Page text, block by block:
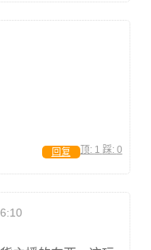
顶: 1 踩: 0
回复